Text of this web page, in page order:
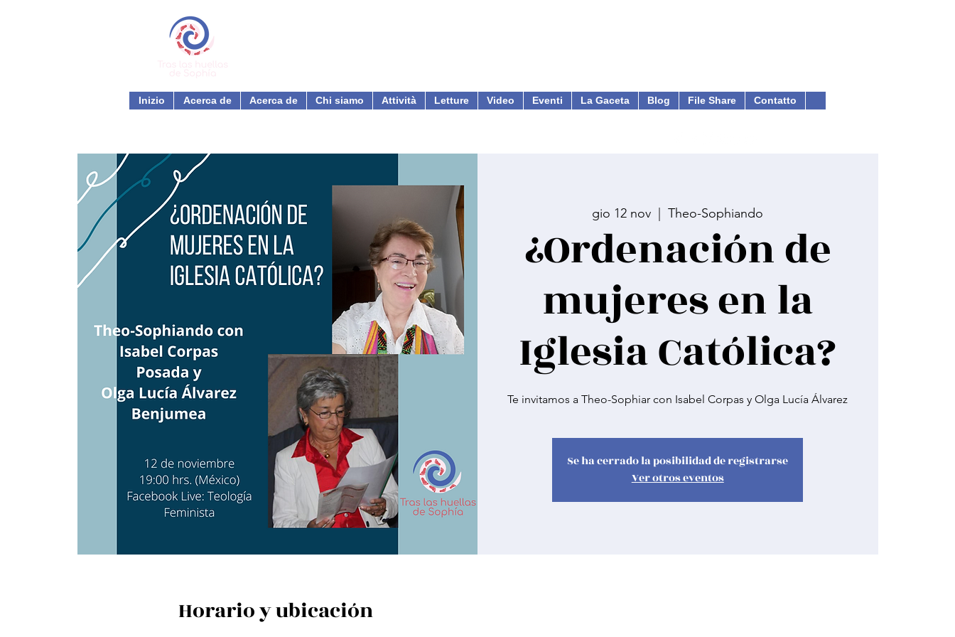
Inizio Acerca de Acerca de Chi siamo Attività Letture Video Eventi La Gaceta Blog File Share Contatto
gio 12 nov
  |
Theo-Sophiando
¿Ordenación de
mujeres en la
Iglesia Católica?
Te invitamos a Theo-Sophiar con Isabel Corpas y Olga Lucía Álvarez
Se ha cerrado la posibilidad de registrarse
Ver otros eventos
Horario y ubicación